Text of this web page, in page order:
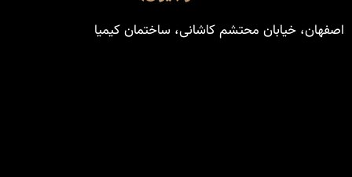
اصفهان، خیابان محتشم کاشانی، ساختمان کیمیا